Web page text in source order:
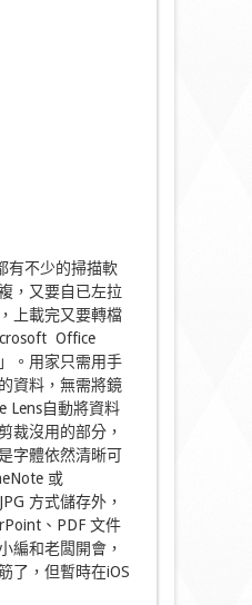
有不少的掃描軟
，又要自已左拉
上載完又要轉檔
Office
。用家只需用手
資料，無需將鏡
Lens自動將資料
裁沒用的部分，
字體依然清晰可
或
方式儲存外，
、PDF 文件
編和老闆開會，
了，但暫時在iOS